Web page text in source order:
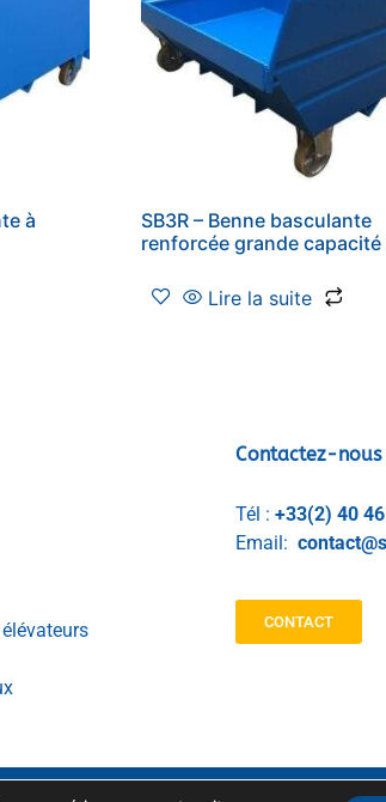
à
SB3R – Benne basculante
renforcée grande capacité
Lire la suite
Contactez-nous
Tél : +33(2) 40
Email:
CONTACT